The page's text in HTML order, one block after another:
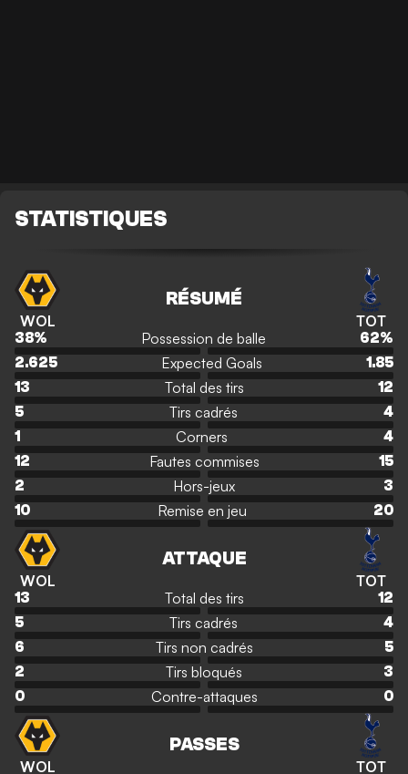
STATISTIQUES
WOL
RÉSUMÉ
TOT
38% Possession de balle 62%
2.625
Expected Goals
1.85
13
Total des tirs
12
5
Tirs cadrés
4
1
Corners
4
12
Fautes commises
15
2
Hors-jeux
3
10
Remise en jeu 20
WOL
ATTAQUE
TOT
13 Total des tirs
12
5
Tirs cadrés
4
6
Tirs non cadrés
5
2
Tirs bloqués
3
0
Contre-attaques 0
WOL
PASSES
TOT